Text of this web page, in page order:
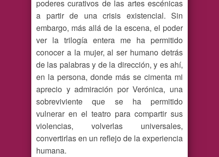
poderes curativos de las artes escénicas
a partir de una crisis existencial. Sin
embargo, más allá de la escena, el poder
ver la trilogía entera me ha permitido
conocer a la mujer, al ser humano detrás
de las palabras y de la dirección, y es ahí,
en la persona, donde más se cimenta mi
aprecio y admiración por Verónica, una
sobreviviente que se ha permitido
vulnerar en el teatro para compartir sus
violencias, volverlas universales,
convertirlas en un reflejo de la experiencia
humana.